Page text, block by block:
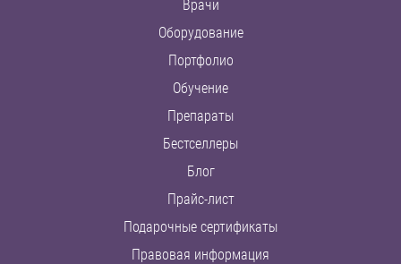
Врачи
Оборудование
Портфолио
Обучение
Препараты
Бестселлеры
Блог
Прайс-лист
Подарочные сертификаты
Правовая информация